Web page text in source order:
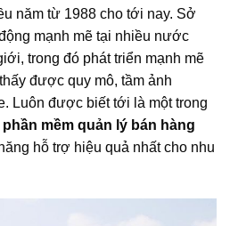
năm từ 1988 cho tới nay. Sở
mạnh mẽ tại nhiều nước
trong đó phát triển mạnh mẽ
được quy mô, tầm ảnh
Luôn được biết tới là một trong
mềm quản lý bán hàng
hỗ trợ hiệu quả nhất cho nhu